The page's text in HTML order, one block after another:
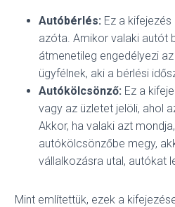
Autóbérlés: Ez a
azóta. Amikor valaki autót
átmenetileg engedélyezi
ügyfélnek, aki a bérlési
Autókölcsönző: Ez a
vagy az üzletet jelöli, ahol
Akkor, ha valaki azt
autókölcsönzőbe megy,
vállalkozásra utal, autókat
Mint említettük, ezek a